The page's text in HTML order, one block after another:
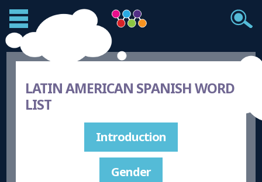
LATIN AMERICAN SPANISH WORD
LIST
Introduction
Gender